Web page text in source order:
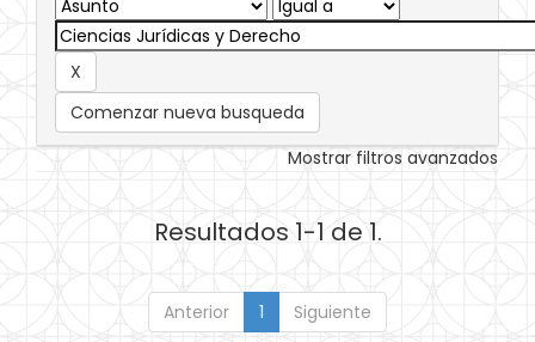
Comenzar nueva busqueda
Mostrar filtros avanzados
Resultados 1-1 de 1.
Anterior 1 Siguiente